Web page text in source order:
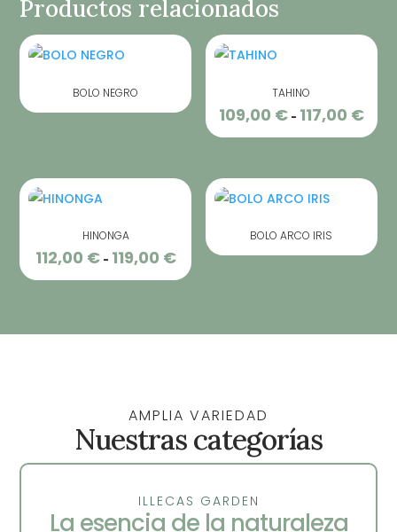
Productos relacionados
BOLO NEGRO TAHINO
109,00 € - 117,00 €
de
HINONGA
112,00 € - 119,00 €Rango
de
BOLO ARCO IRIS
AMPLIA VARIEDAD
Nuestras categorías
ILLECAS GARDEN
La esencia de la naturaleza